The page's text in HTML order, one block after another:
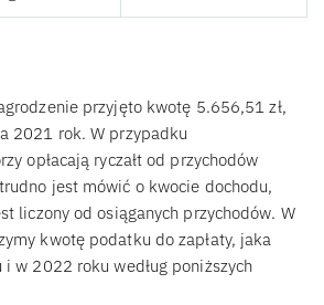
przyjęto kwotę 5.656,51 zł,
2021 rok. W przypadku
opłacają ryczałt od przychodów
jest mówić o kwocie dochodu,
liczony od osiąganych przychodów. W
kwotę podatku do zapłaty, jaka
w 2022 roku według poniższych